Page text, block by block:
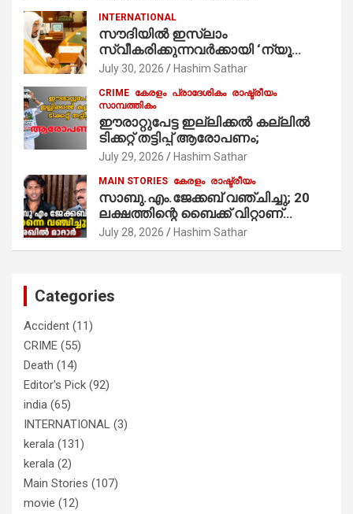
കുര്യൻ താമരശ്ശേരി
നിർവഹിക്കുന്നു.
INTERNATIONAL
സൗദിയില്‍ ഇസ്‌ലാം
സ്വീകരിക്കുന്നവര്‍ക്കായി ‘ന്യൂ
മുസ്ലിം’ ഡിജിറ്റല്‍ കാര്‍ഡ് സേവനം
July 30, 2026 Hashim Sathar
CRIME കേരളം പ്രാദേശികം രാഷ്ട്രീയം
സാമ്പത്തികം
ഈരാറ്റുപേട്ട ഇല്ലിക്കൽ കല്ലിൽ
ടിക്കറ്റ് തട്ടിപ്പ് ആരോപണം;
July 29, 2026 Hashim Sathar
MAIN STORIES കേരളം രാഷ്ട്രീയം
സാബു.എം.ജേക്കബ് വഞ്ചിച്ചു; 20
ലക്ഷത്തിന്റെ ബൈക്ക് വിറ്റാണ്
തൃക്കാക്കരയില്‍ മത്സരിച്ചത്!
നേട്ടത്തിനുള്ള പാര്‍ട്ടി; ഇപ്പോള്‍
July 28, 2026 Hashim Sathar
Categories
Accident (11)
CRIME (55)
Death (14)
Editor's Pick (92)
india (65)
INTERNATIONAL (3)
kerala (131)
kerala (2)
Main Stories (107)
movie (12)